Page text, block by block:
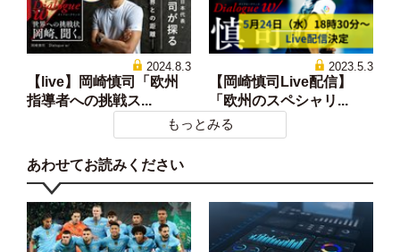
2024.8.3
【live】岡崎慎司「欧州
指導者への挑戦ス...
2023.5.3
【岡崎慎司Live配信】
「欧州のスペシャリ...
もっとみる
あわせてお読みください